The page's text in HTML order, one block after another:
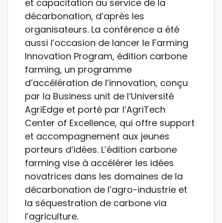
et capacitation au service de la
décarbonation, d’après les
organisateurs. La conférence a été
aussi l’occasion de lancer le Farming
Innovation Program, édition carbone
farming, un programme
d’accélération de l’innovation, conçu
par la Business unit de l’Université
AgriEdge et porté par l’AgriTech
Center of Excellence, qui offre support
et accompagnement aux jeunes
porteurs d’idées. L’édition carbone
farming vise à accélérer les idées
novatrices dans les domaines de la
décarbonation de l’agro-industrie et
la séquestration de carbone via
l’agriculture.